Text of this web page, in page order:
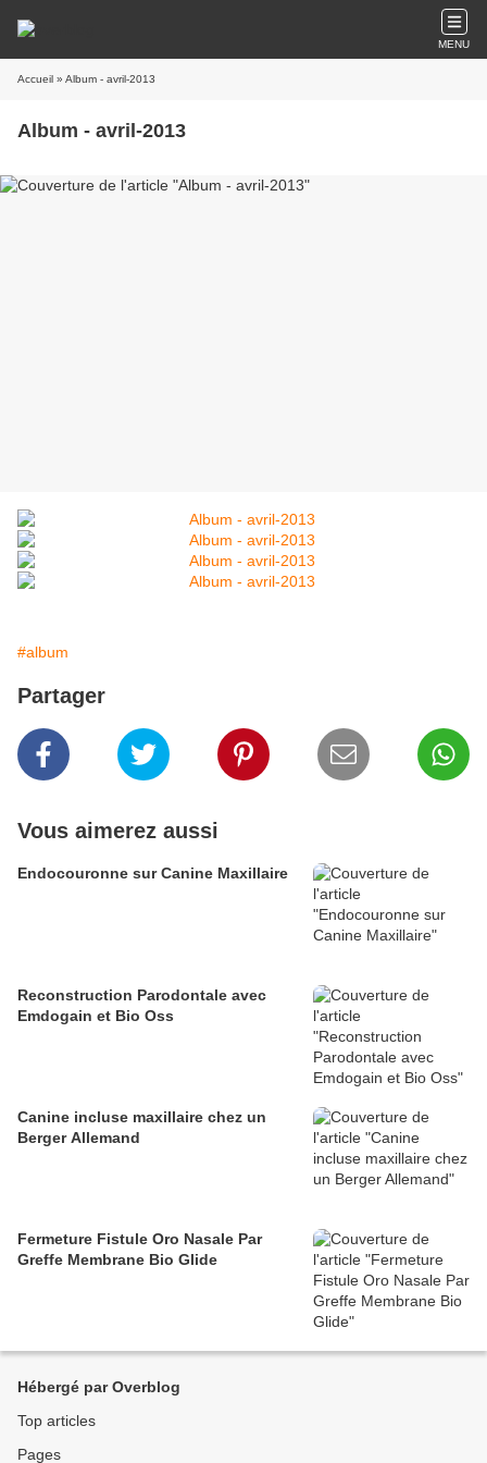
MENU
Accueil » Album - avril-2013
Album - avril-2013
#album
Partager
Vous aimerez aussi
Endocouronne sur Canine Maxillaire
Reconstruction Parodontale avec
Emdogain et Bio Oss
Canine incluse maxillaire chez un
Berger Allemand
Fermeture Fistule Oro Nasale Par
Greffe Membrane Bio Glide
Hébergé par Overblog
Top articles
Pages